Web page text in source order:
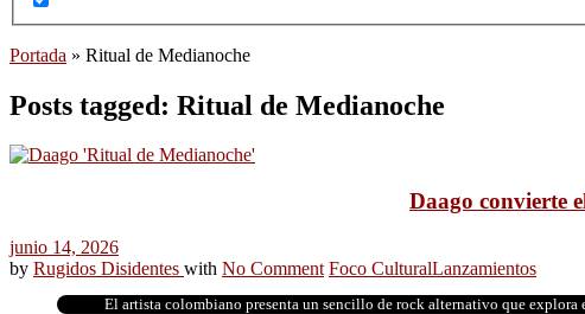
Portada » Ritual de Medianoche
Posts tagged: Ritual de Medianoche
Daago convierte
junio 14, 2026
by Rugidos Disidentes with No Comment Foco CulturalLanzamientos
El artista colombiano presenta un sencillo de rock alternativo que explora